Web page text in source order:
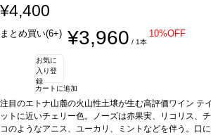
¥4,400
まとめ買い(6+) ¥3,960 / 1本
10%OFF
お気に
入り登
録
カートに追加
注目のエトナ山麓の火山性土壌が生む高評価ワイン テ
ットに近いチェリー色。ノーズは赤果実、リコリス、
コのようなアニス、ユーカリ、ミントなどを伴う。口